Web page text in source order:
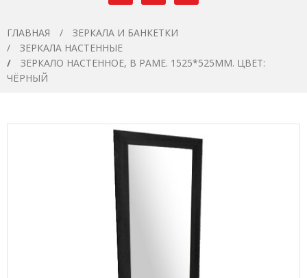
ГЛАВНАЯ
ЗЕРКАЛА И БАНКЕТКИ
ЗЕРКАЛА НАСТЕННЫЕ
ЗЕРКАЛО НАСТЕННОЕ, В РАМЕ. 1525*525ММ. ЦВЕТ:
ЧЁРНЫЙ